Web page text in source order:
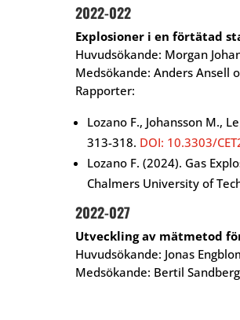
2022-022
Explosioner i en förtätad
Huvudsökande: Morgan
Medsökande: Anders Ansell
Rapporter:
Lozano F., Johansson M.,
313-318. DOI: 10.3303/
Lozano F. (2024). Gas
Chalmers University of
2022-027
Utveckling av mätmetod
Huvudsökande: Jonas
Medsökande: Bertil